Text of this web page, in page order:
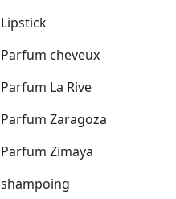
Lipstick
Parfum cheveux
Parfum La Rive
Parfum Zaragoza
Parfum Zimaya
shampoing